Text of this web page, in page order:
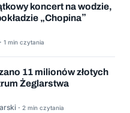
koncert na wodzie,
„Chopina”
1 min czytania
11 milionów złotych
Żeglarstwa
· 2 min czytania